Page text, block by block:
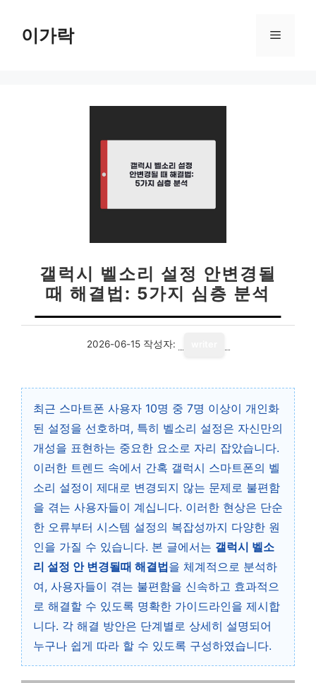
이가락 메
갤럭시 벨소리 설정 안변경될
때 해결법: 5가지 심층 분석
2026-06-15 작성자:
최근 스마트폰 사용자 10명 중 7명 이상이 개인화
된 설정을 선호하며, 특히 벨소리 설정은 자신만의
개성을 표현하는 중요한 요소로 자리 잡았습니다.
이러한 트렌드 속에서 간혹 갤럭시 스마트폰의 벨
소리 설정이 제대로 변경되지 않는 문제로 불편함
을 겪는 사용자들이 계십니다. 이러한 현상은 단순
한 오류부터 시스템 설정의 복잡성까지 다양한 원
인을 가질 수 있습니다. 본 글에서는 갤럭시 벨소
리 설정 안 변경될때 해결법을 체계적으로 분석하
여, 사용자들이 겪는 불편함을 신속하고 효과적으
로 해결할 수 있도록 명확한 가이드라인을 제시합
니다. 각 해결 방안은 단계별로 상세히 설명되어
누구나 쉽게 따라 할 수 있도록 구성하였습니다.